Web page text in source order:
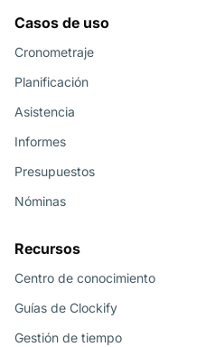
Casos de uso
Cronometraje
Planificación
Asistencia
Informes
Presupuestos
Nóminas
Recursos
Centro de conocimiento
Guías de Clockify
Gestión de tiempo